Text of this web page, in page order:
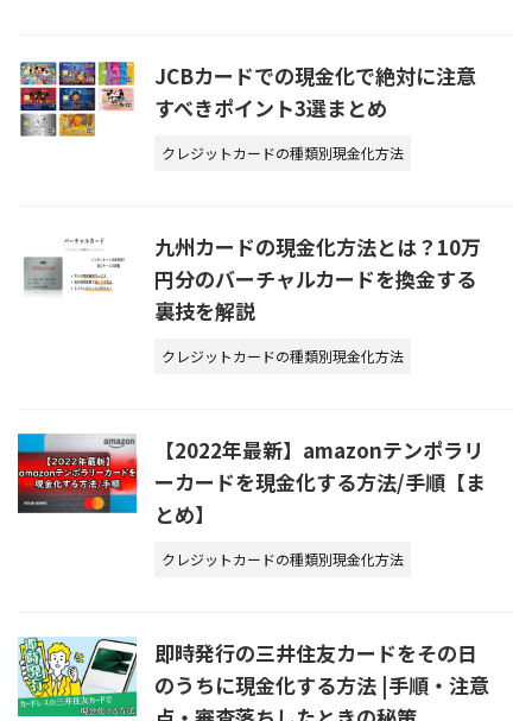
JCBカードでの現金化で絶対に注意
すべきポイント3選まとめ
クレジットカードの種類別現金化方法
九州カードの現金化方法とは？10万
円分のバーチャルカードを換金する
裏技を解説
クレジットカードの種類別現金化方法
【2022年最新】amazonテンポラリ
ーカードを現金化する方法/手順【ま
とめ】
クレジットカードの種類別現金化方法
即時発行の三井住友カードをその日
のうちに現金化する方法 |手順・注意